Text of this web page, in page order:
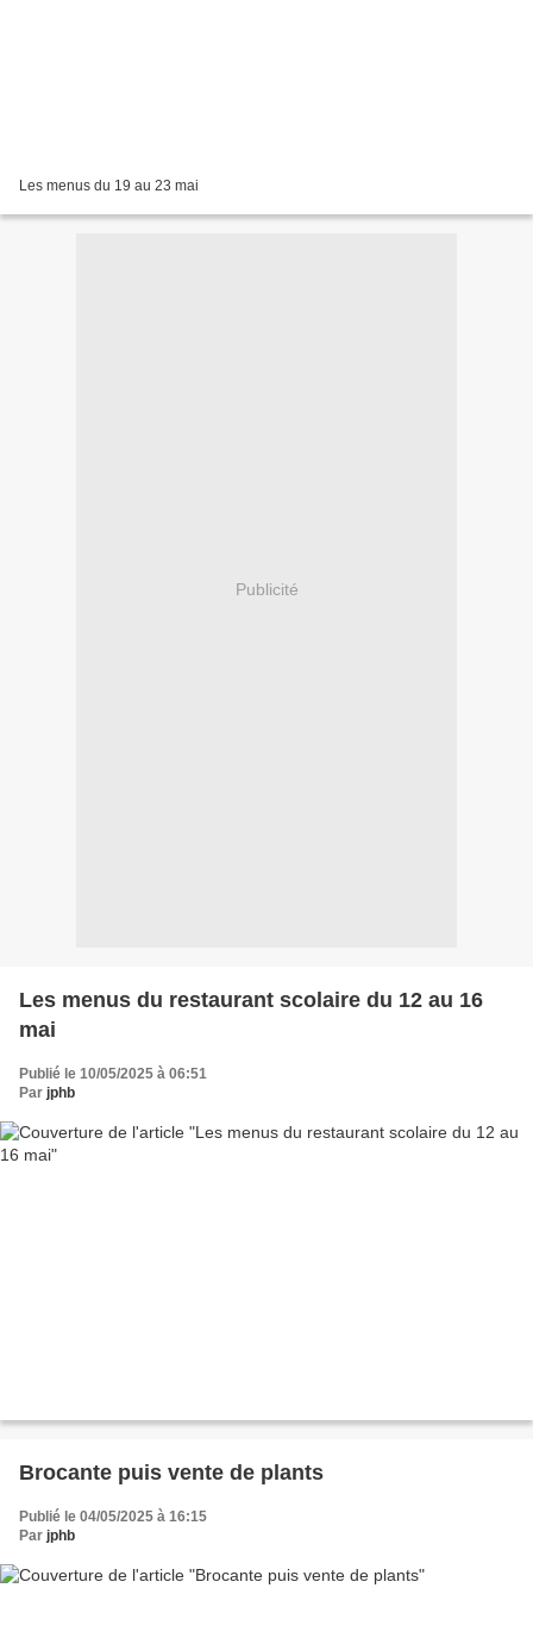
Les menus du 19 au 23 mai
Publicité
Les menus du restaurant scolaire du 12 au 16
mai
Publié le 10/05/2025 à 06:51
Par jphb
Brocante puis vente de plants
Publié le 04/05/2025 à 16:15
Par jphb